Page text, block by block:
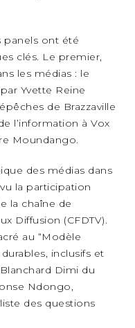
panels ont été
clés. Le premier,
les médias : le
Yvette Reine
de Brazzaville
l’information à Vox
Moundango.
des médias dans
la participation
la chaîne de
Diffusion (CFDTV).
au “Modèle
inclusifs et
Dimi du
Ndongo,
des questions